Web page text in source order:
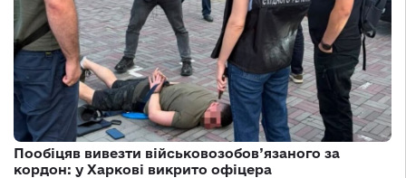
Пообіцяв вивезти військовозобов’язаного за
кордон: у Харкові викрито офіцера